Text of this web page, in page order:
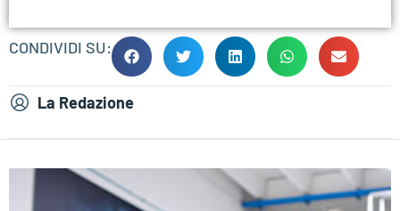
CONDIVIDI SU:
La Redazione